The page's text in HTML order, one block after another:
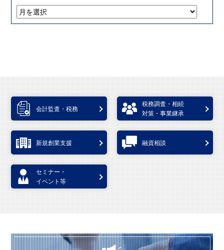
会計監査・税務
税務調査・相続
対策・事業継承
新規創業支援 融資相談
セミナー・
イベント等